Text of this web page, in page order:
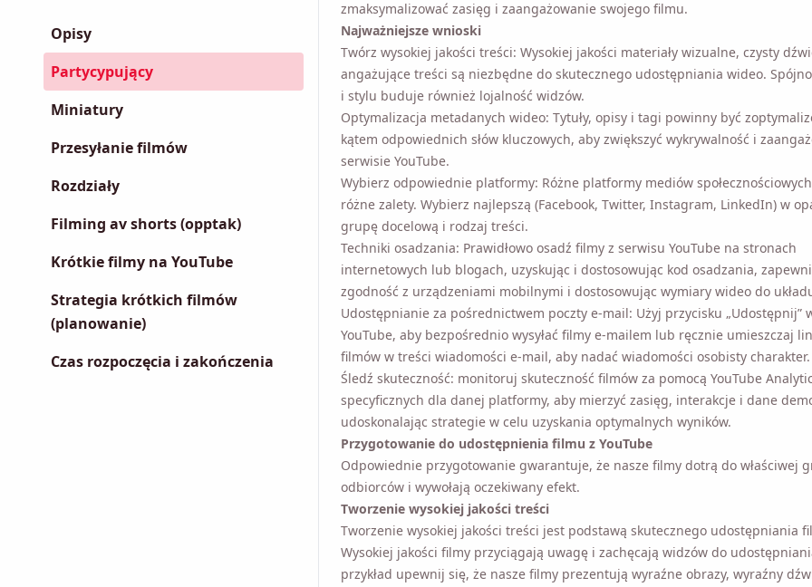
Opisy
Partycypujący
Miniatury
Przesyłanie filmów
Rozdziały
Filming av shorts (opptak)
Krótkie filmy na YouTube
Strategia krótkich filmów
(planowanie)
Czas rozpoczęcia i zakończenia
zmaksymalizować zasięg i zaangażowanie swojego filmu.
Najważniejsze wnioski
Twórz wysokiej jakości treści: Wysokiej jakości materiały wizualne, czysty
angażujące treści są niezbędne do skutecznego udostępniania wideo.
stylu buduje również lojalność widzów.
Optymalizacja metadanych wideo: Tytuły, opisy i tagi powinny być
kątem odpowiednich słów kluczowych, aby zwiększyć wykrywalność i
serwisie YouTube.
Wybierz odpowiednie platformy: Różne platformy mediów społecznościowych
zalety. Wybierz najlepszą (Facebook, Twitter, Instagram, LinkedIn) w oparciu
docelową i rodzaj treści.
Techniki osadzania: Prawidłowo osadź filmy z serwisu YouTube na stronach
internetowych lub blogach, uzyskując i dostosowując kod osadzania,
zgodność z urządzeniami mobilnymi i dostosowując wymiary wideo do
Udostępnianie za pośrednictwem poczty e-mail: Użyj przycisku „Udostępnij”
YouTube, aby bezpośrednio wysyłać filmy e-mailem lub ręcznie umieszczaj
filmów w treści wiadomości e-mail, aby nadać wiadomości osobisty charakter.
Śledź skuteczność: monitoruj skuteczność filmów za pomocą YouTube
specyficznych dla danej platformy, aby mierzyć zasięg, interakcje i dane
udoskonalając strategie w celu uzyskania optymalnych wyników.
Przygotowanie do udostępnienia filmu z YouTube
Odpowiednie przygotowanie gwarantuje, że nasze filmy dotrą do właściwej
odbiorców i wywołają oczekiwany efekt.
Tworzenie wysokiej jakości treści
Tworzenie wysokiej jakości treści jest podstawą skutecznego udostępniania
Wysokiej jakości filmy przyciągają uwagę i zachęcają widzów do
przykład upewnij się, że nasze filmy prezentują wyraźne obrazy, wyraźny